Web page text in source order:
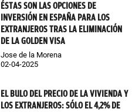
ÉSTAS SON LAS OPCIONES DE
INVERSIÓN EN ESPAÑA PARA LOS
EXTRANJEROS TRAS LA ELIMINACIÓN
DE LA GOLDEN VISA
Jose de la Morena
02-04-2025
EL BULO DEL PRECIO DE LA VIVIENDA Y
LOS EXTRANJEROS: SÓLO EL 4,2% DE